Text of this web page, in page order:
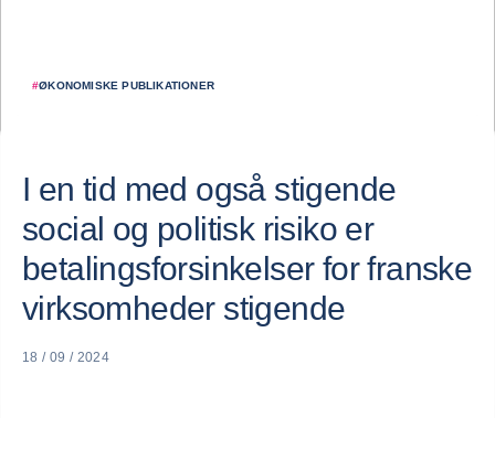
#ØKONOMISKE PUBLIKATIONER
I en tid med også stigende
social og politisk risiko er
betalingsforsinkelser for franske
virksomheder stigende
18 / 09 / 2024